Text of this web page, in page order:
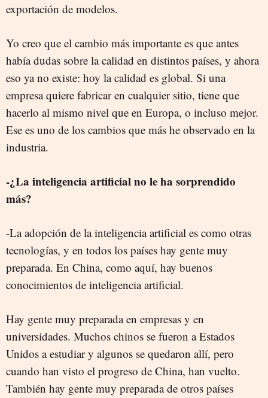
exportación de modelos.
Yo creo que el cambio más importante es que antes
había dudas sobre la calidad en distintos países, y ahora
eso ya no existe: hoy la calidad es global. Si una
empresa quiere fabricar en cualquier sitio, tiene que
hacerlo al mismo nivel que en Europa, o incluso mejor.
Ese es uno de los cambios que más he observado en la
industria.
-¿La inteligencia artificial no le ha sorprendido
más?
-La adopción de la inteligencia artificial es como otras
tecnologías, y en todos los países hay gente muy
preparada. En China, como aquí, hay buenos
conocimientos de inteligencia artificial.
Hay gente muy preparada en empresas y en
universidades. Muchos chinos se fueron a Estados
Unidos a estudiar y algunos se quedaron allí, pero
cuando han visto el progreso de China, han vuelto.
También hay gente muy preparada de otros países